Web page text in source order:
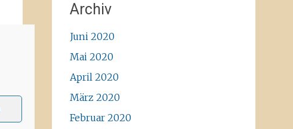
Archiv
Juni 2020
Mai 2020
April 2020
März 2020
Februar 2020